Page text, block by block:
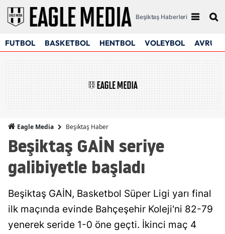
Beşiktaş Haberleri
FUTBOL BASKETBOL HENTBOL VOLEYBOL
Eagle Media Beşiktaş Haber
Beşiktaş GAİN seriye
galibiyetle başladı
Beşiktaş GAİN, Basketbol Süper Ligi yarı final
ilk maçında evinde Bahçeşehir Koleji'ni 82-79
yenerek seride 1-0 öne geçti. İkinci maç 4